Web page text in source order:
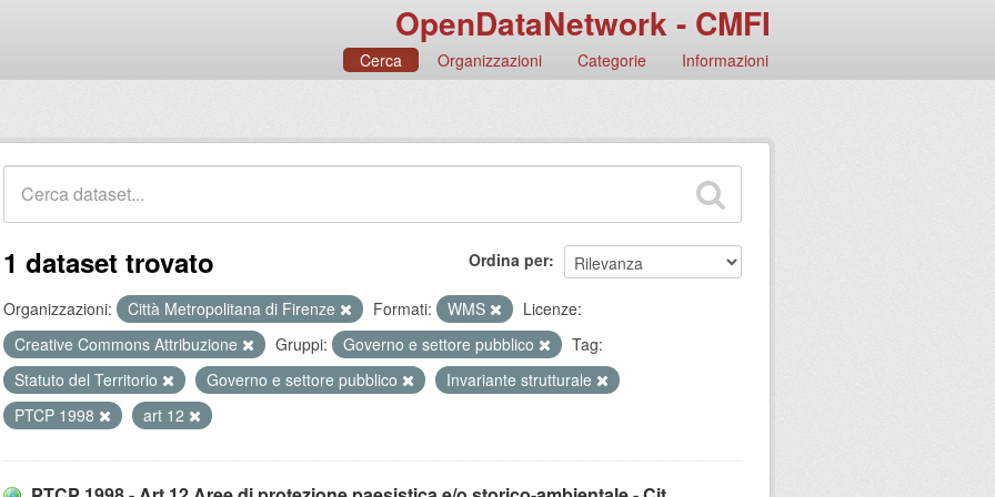
OpenDataNetwork - CMFI
Cerca Organizzazioni Categorie Informazioni
Ordina per
1 dataset trovato
Organizzazioni: Città Metropolitana di Firenze Formati: WMS
Licenze:
Creative Commons Attribuzione
Gruppi: Governo e settore pubblico
Tag:
Statuto del Territorio
Governo e settore pubblico
Invariante strutturale
PTCP 1998
art 12